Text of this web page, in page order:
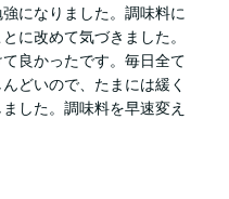
になりました。調味料に
に改めて気づきました。
良かったです。毎日全て
どいので、たまには緩く
した。調味料を早速変え